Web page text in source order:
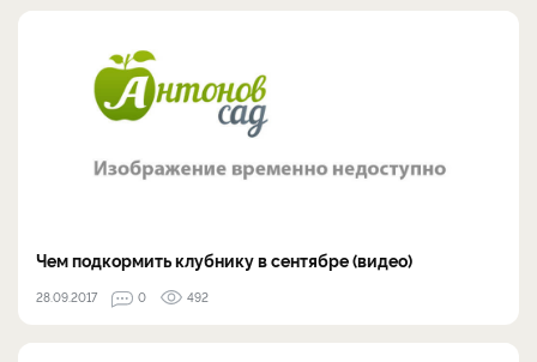
Чем подкормить клубнику в сентябре (видео)
28.09.2017 0 492